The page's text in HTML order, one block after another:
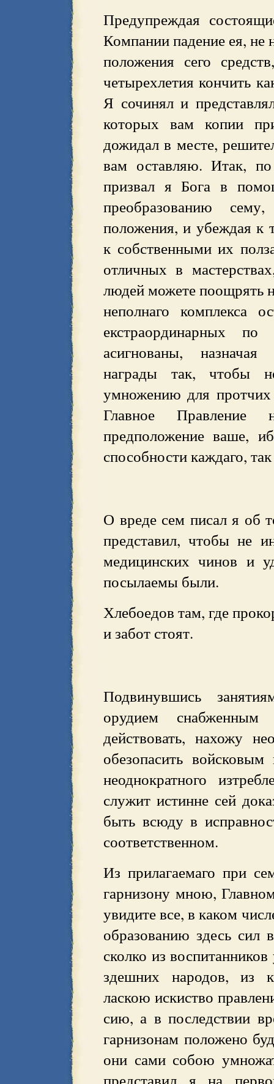
Предупреждая
Компании падение ея, не
положения сего
четырехлетия кончить
Я сочинял и
которых вам копии
дожидал в месте,
вам оставляю. Итак,
призвал я Бога в
преобразованию
положения, и убеждая к
к собственными их
отличных в
людей можете поощрять
неполнаго комплекса
екстраординарных
асигнованы,
награды так, чтобы
умножению для
Главное Правление
предположение ваше,
способности каждаго,
О вреде сем писал я об
представил, чтобы не
медицинских чинов и
посылаемы были.
Хлебоедов там, где
и забот стоят.
Подвинувшись
орудием
действовать, нахожу
обезопасить
неоднократного
служит истинне сей
быть всюду в
соответственном.
Из прилагаемаго при
гарнизону мною,
увидите все, в каком
образованию здесь сил
сколко из
здешних народов, из
ласкою искиство
сию, а в последствии
гарнизонам положено
они сами собою